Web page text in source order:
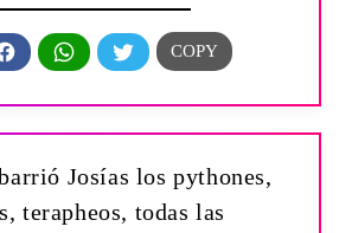
Josías los pythones,
terapheos, todas las